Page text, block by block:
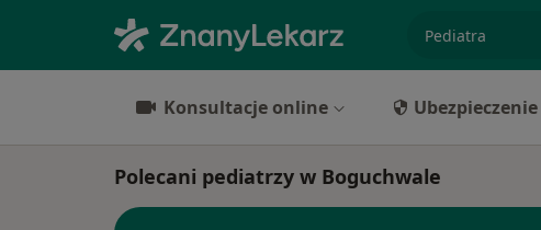
Konsultacje online Ubezpieczenie
Polecani pediatrzy w Boguchwale